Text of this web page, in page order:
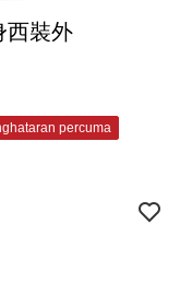
西裝外
percuma